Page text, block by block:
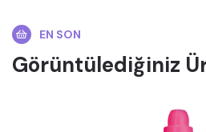
EN SON
Görüntülediğiniz